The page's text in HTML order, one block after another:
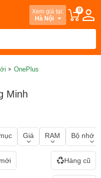
Xem giá tại:
Hà Nội
0
OnePlus
Minh
Giá RAM Bộ nhớ
Hàng cũ